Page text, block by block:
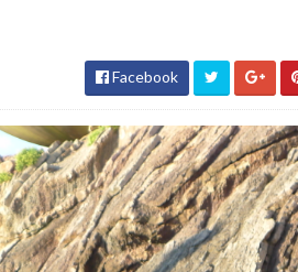
Facebook